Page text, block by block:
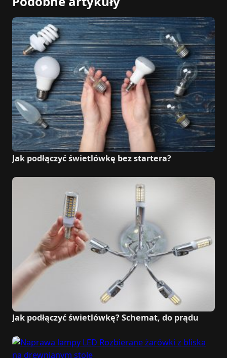
Jak podłączyć świetlówkę bez startera?
Jak podłączyć świetlówkę? Schemat, do prądu